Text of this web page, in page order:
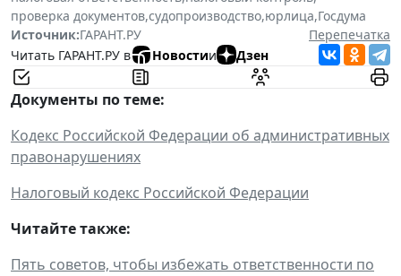
проверка документов,судопроизводство,юрлица,Госдума
Источник:ГАРАНТ.РУ
Перепечатка
Читать ГАРАНТ.РУ в
Новостии Дзен
Документы по теме:
Кодекс Российской Федерации об административных
правонарушениях
Налоговый кодекс Российской Федерации
Читайте также:
Пять советов, чтобы избежать ответственности по